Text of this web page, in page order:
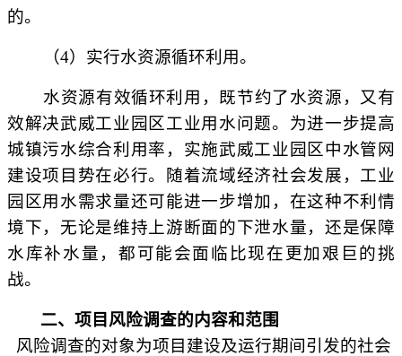
的。
（4）实行水资源循环利用。
水资源有效循环利用，既节约了水资源，又有
效解决武威工业园区工业用水问题。为进一步提高
城镇污水综合利用率，实施武威工业园区中水管网
建设项目势在必行。随着流域经济社会发展，工业
园区用水需求量还可能进一步增加，在这种不利情
境下，无论是维持上游断面的下泄水量，还是保障
水库补水量，都可能会面临比现在更加艰巨的挑
战。
二、项目风险调查的内容和范围
风险调查的对象为项目建设及运行期间引发的社会